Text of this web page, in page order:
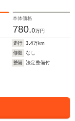
本体価格
780.0万円
走行 3.4万km
修復
なし
整備
法定整備付